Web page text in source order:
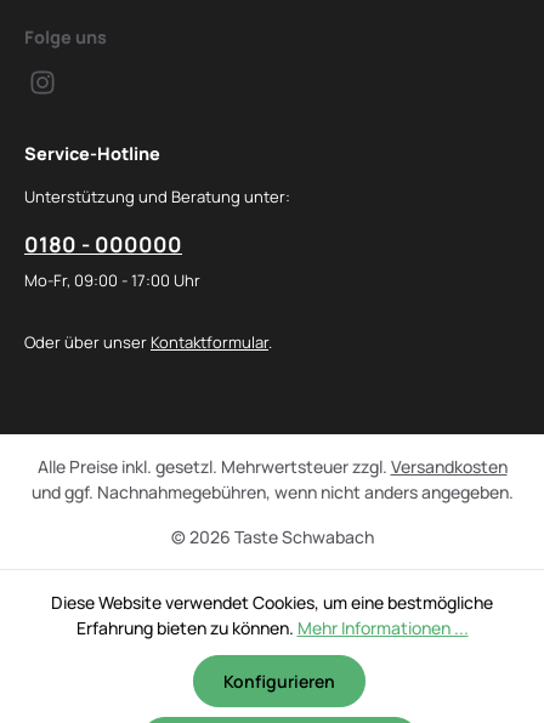
Folge uns
Service-Hotline
Unterstützung und Beratung unter:
0180 - 000000
Mo-Fr, 09:00 - 17:00 Uhr
Oder über unser Kontaktformular.
© 2026 Taste Schwabach
Alle Preise inkl. gesetzl. Mehrwertsteuer zzgl. Versandkosten
und ggf. Nachnahmegebühren, wenn nicht anders angegeben.
Diese Website verwendet Cookies, um eine bestmögliche
Erfahrung bieten zu können. Mehr Informationen ...
Konfigurieren